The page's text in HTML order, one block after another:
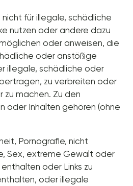
für illegale, schädliche
nutzen oder andere dazu
oder anweisen, die
oder anstößige
illegale, schädliche oder
zu verbreiten oder
machen. Zu den
oder Inhalten gehören (ohne
Pornografie, nicht
Sex, extreme Gewalt oder
oder Links zu
oder illegale